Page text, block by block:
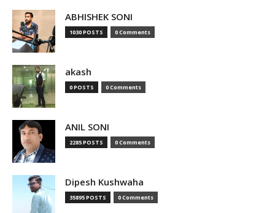
ABHISHEK SONI
1030 POSTS 0 Comments
akash
0 POSTS 0 Comments
ANIL SONI
2285 POSTS 0 Comments
Dipesh Kushwaha
35895 POSTS 0 Comments